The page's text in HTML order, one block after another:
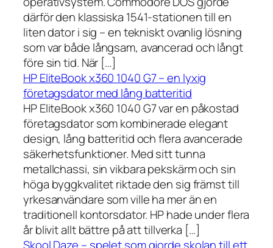
därför den klassiska 1541-stationen till en
liten dator i sig – en tekniskt ovanlig lösning
som var både långsam, avancerad och långt
före sin tid. När […]
HP EliteBook x360 1040 G7 – en lyxig
företagsdator med lång batteritid
HP EliteBook x360 1040 G7 var en påkostad
företagsdator som kombinerade elegant
design, lång batteritid och flera avancerade
säkerhetsfunktioner. Med sitt tunna
metallchassi, sin vikbara pekskärm och sin
höga byggkvalitet riktade den sig främst till
yrkesanvändare som ville ha mer än en
traditionell kontorsdator. HP hade under flera
år blivit allt bättre på att tillverka […]